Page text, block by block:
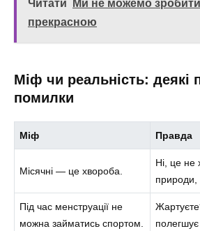
Читати
Ми не можемо
прекрасною
Міф чи реальність: деякі
помилки
Міф Правда
Місячні — це хвороба.
Ні, це не
природи,
Під час менструації не
можна займатись спортом.
полегшує